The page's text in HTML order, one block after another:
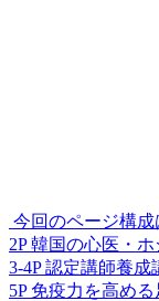
今回のページ構成
2P 韓国の心医・
3-4P 認定講師養成
5P 免疫力を高め